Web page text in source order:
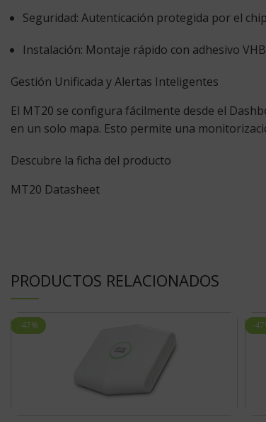
Seguridad: Autenticación protegida por el
Instalación: Montaje rápido con adhesivo
Gestión Unificada y Alertas Inteligentes
El MT20 se configura fácilmente desde el
en un solo mapa. Esto permite una
Descubre la ficha del producto
MT20 Datasheet
PRODUCTOS RELACIONADOS
-47% -